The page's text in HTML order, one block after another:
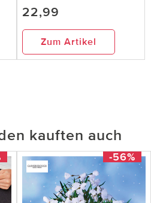
22,99
Zum Artikel
kauften auch
-56%